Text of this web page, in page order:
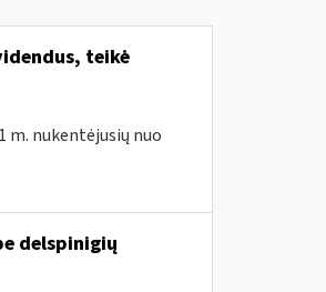
teikė
nukentėjusių nuo
delspinigių